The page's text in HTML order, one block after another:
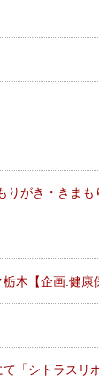
りがき・きまも
木【企画:健康
「シトラスリ